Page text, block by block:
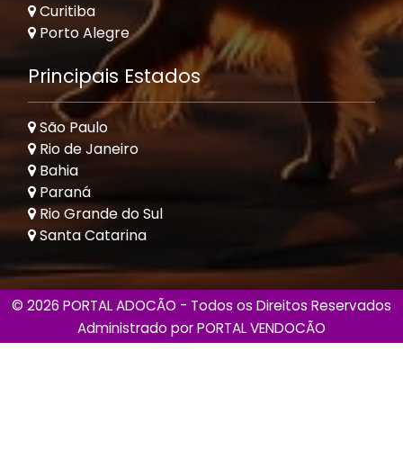
Curitiba
Porto Alegre
Principais Estados
São Paulo
Rio de Janeiro
Bahia
Paraná
Rio Grande do Sul
Santa Catarina
© 2026 PORTAL ADOCÃO - Todos os Direitos Reservados
Administrado porPORTAL VENDOCÃO